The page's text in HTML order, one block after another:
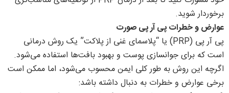
برخوردار شوید.
عوارض و خطرات پی آر پی صورت
پی آر پی (PRP) یا “پلاسمای غنی از پلاکت” یک روش درمانی
است که برای جوانسازی پوست و بهبود بافت‌ها استفاده می‌شود.
اگرچه این روش به طور کلی ایمن محسوب می‌شود، اما ممکن است
برخی عوارض و خطرات به دنبال داشته باشد: